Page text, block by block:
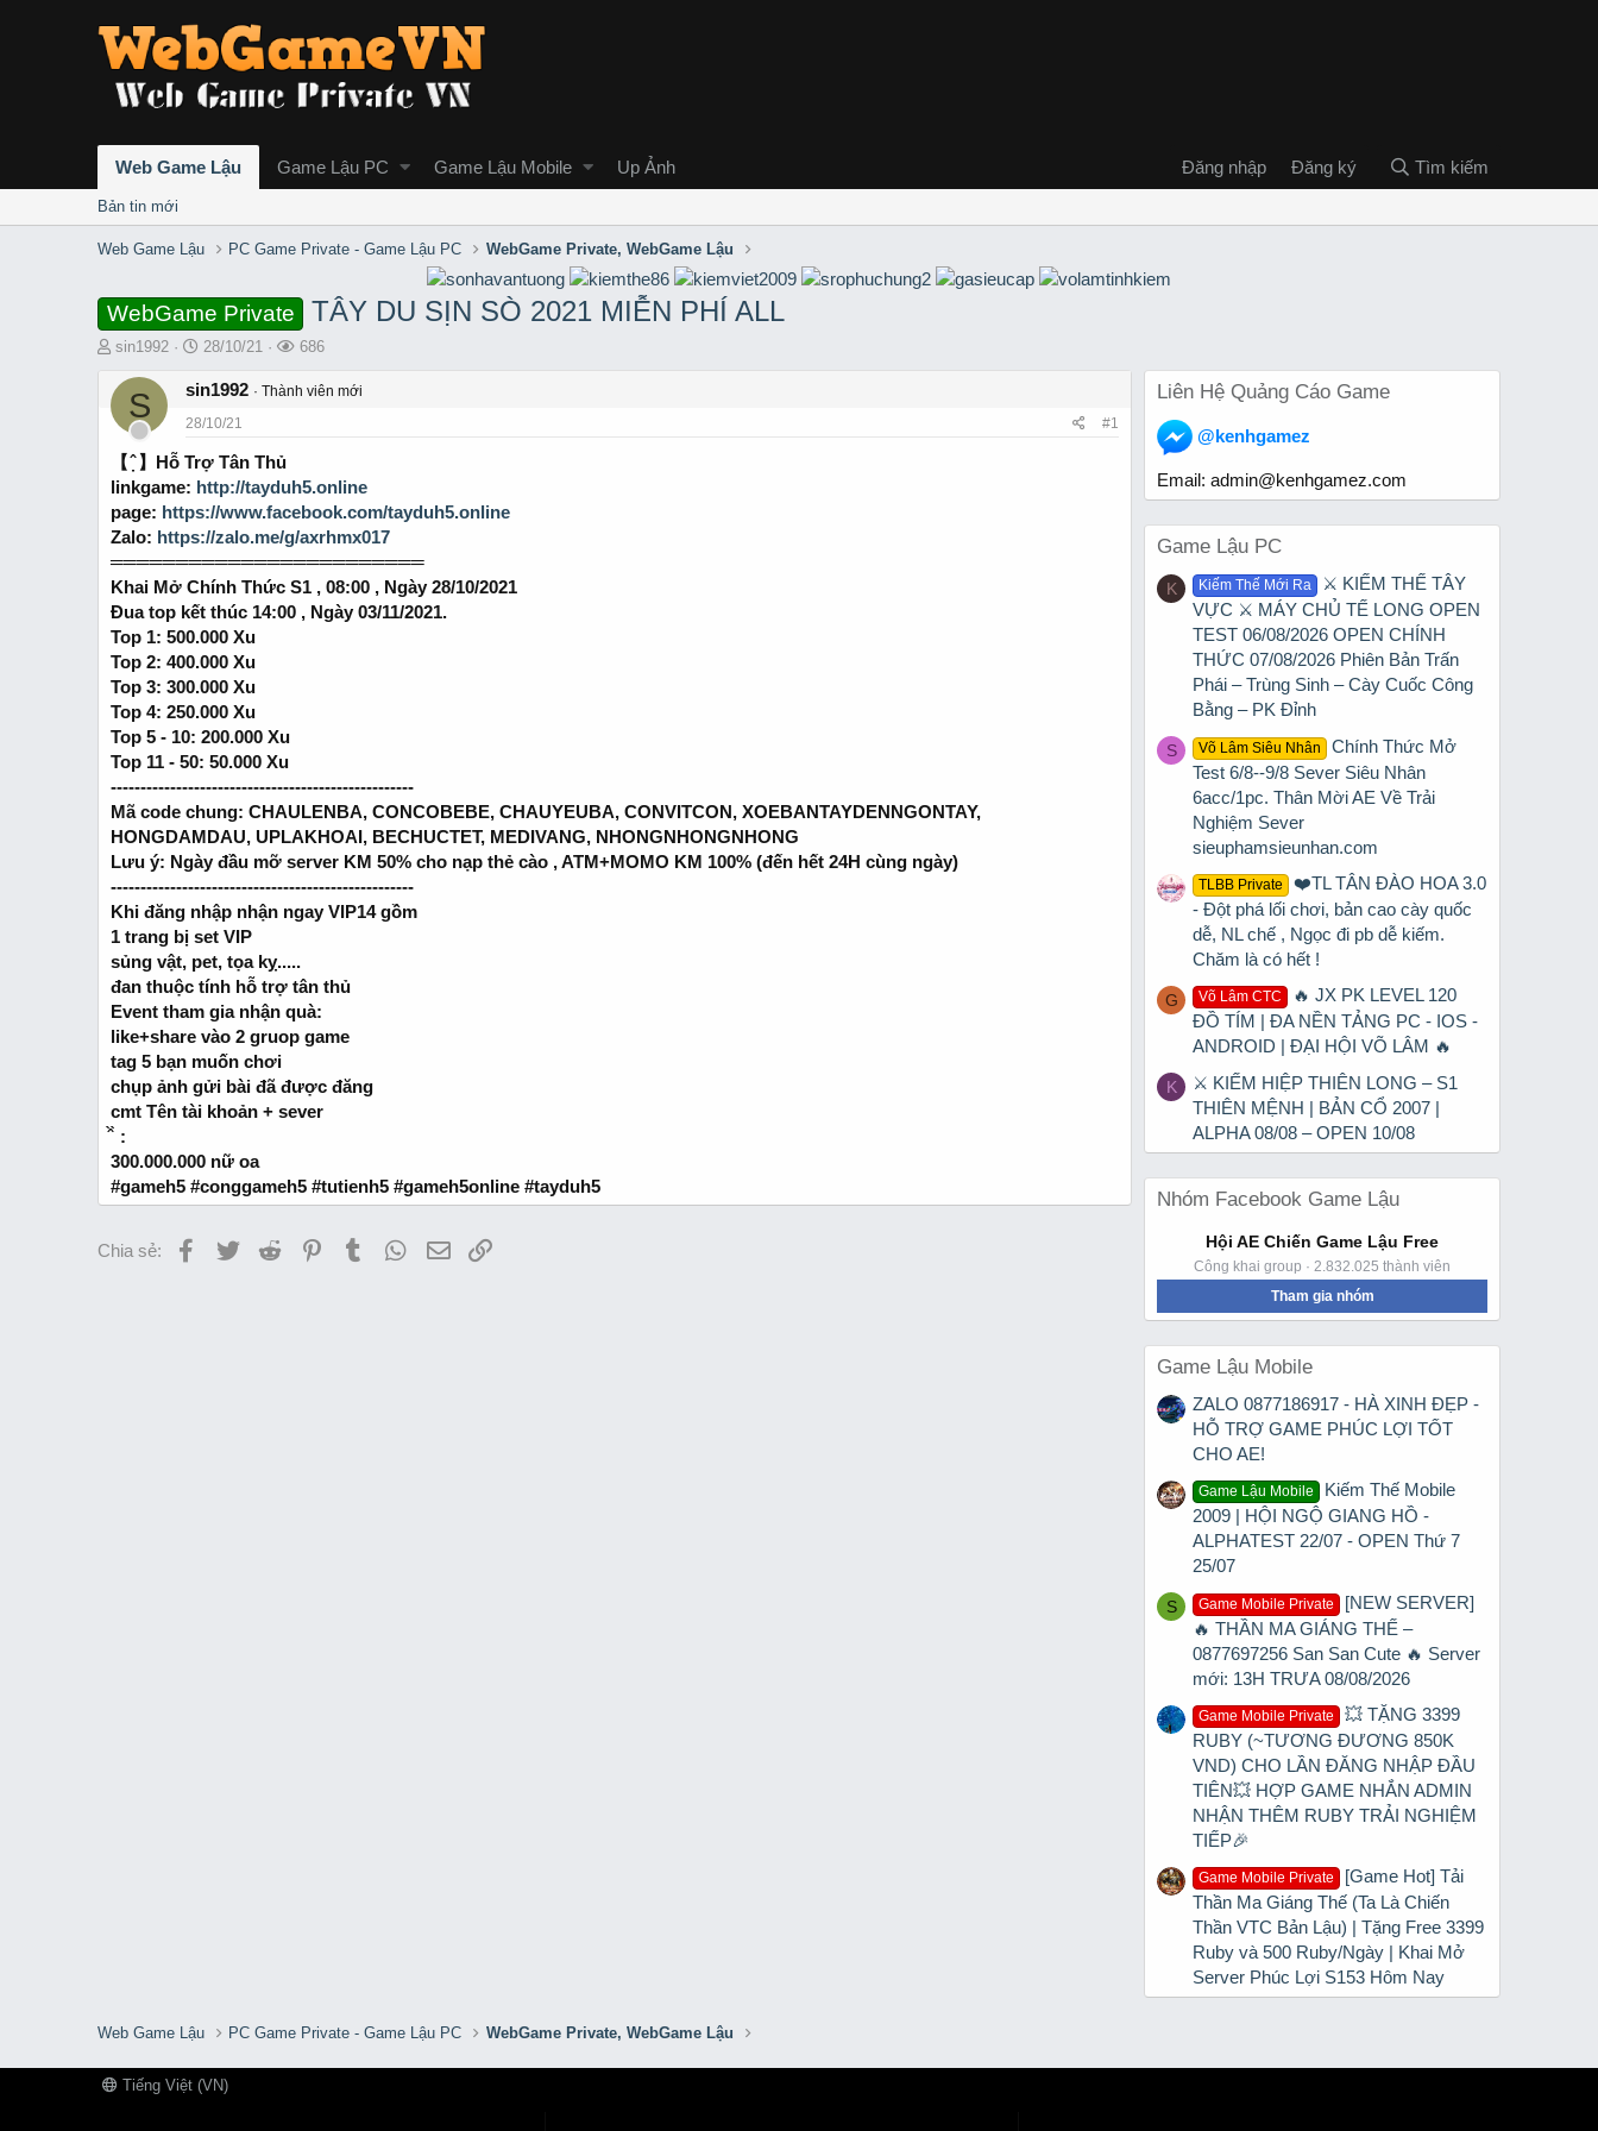
Web Game Lậu Game Lậu PC Game Lậu Mobile Up Ảnh Đăng nhập Đăng ký Tìm kiếm
Bản tin mới
Web Game Lậu PC Game Private - Game Lậu PC WebGame Private, WebGame Lậu
WebGame Private TÂY DU SỊN SÒ 2021 MIỄN PHÍ ALL
T
r
a
d
s
t
a
r
t
e
r
sin1992
S
a
t
a
t
e
28/10/21
L
ợ
686
S sin1992
Thành viên mới
28/10/21
#1
【 ̣̂ 】Hỗ Trợ Tân Thủ
linkgame: http://tayduh5.online
page: https://www.facebook.com/tayduh5.online
Zalo: https://zalo.me/g/axrhmx017
════════════════════════
Khai Mở Chính Thức S1 , 08:00 , Ngày 28/10/2021
Đua top kết thúc 14:00 , Ngày 03/11/2021.
Top 1: 500.000 Xu
Top 2: 400.000 Xu
Top 3: 300.000 Xu
Top 4: 250.000 Xu
Top 5 - 10: 200.000 Xu
Top 11 - 50: 50.000 Xu
---------------------------------------------------
Mã code chung: CHAULENBA, CONCOBEBE, CHAUYEUBA, CONVITCON, XOEBANTAYDENNGONTAY,
HONGDAMDAU, UPLAKHOAI, BECHUCTET, MEDIVANG, NHONGNHONGNHONG
Lưu ý: Ngày đầu mỡ server KM 50% cho nạp thẻ cào , ATM+MOMO KM 100% (đến hết 24H cùng ngày)
---------------------------------------------------
Khi đăng nhập nhận ngay VIP14 gồm
1 trang bị set VIP
sủng vật, pet, tọa kỵ.....
đan thuộc tính hỗ trợ tân thủ
Event tham gia nhận quà:
like+share vào 2 gruop game
tag 5 bạn muốn chơi
chụp ảnh gửi bài đã được đăng
cmt Tên tài khoản + sever
̂̀ ̀ :
300.000.000 nữ oa
#gameh5 #conggameh5 #tutienh5 #gameh5online #tayduh5
Chia sẻ: Facebook
TwitterReddit PinterestTumblr WhatsApp
EmailLink
Liên Hệ Quảng Cáo Game
@kenhgamez
Email: admin@kenhgamez.com
Game Lậu PC
K Kiếm Thế Mới Ra
⚔️ KIẾM THẾ TÂY
VỰC ⚔️ MÁY CHỦ TẾ LONG OPEN
TEST 06/08/2026 OPEN CHÍNH
THỨC 07/08/2026 Phiên Bản Trấn
Phái – Trùng Sinh – Cày Cuốc Công
Bằng – PK Đỉnh
S Võ Lâm Siêu Nhân
Chính Thức Mở
Test 6/8--9/8 Sever Siêu Nhân
6acc/1pc. Thân Mời AE Về Trải
Nghiệm Sever
sieuphamsieunhan.com
TLBB Private
❤️TL TÂN ĐÀO HOA 3.0
- Đột phá lối chơi, bản cao cày quốc
dễ, NL chế , Ngọc đi pb dễ kiếm.
Chăm là có hết !
G Võ Lâm CTC
🔥 JX PK LEVEL 120
ĐỒ TÍM | ĐA NỀN TẢNG PC - IOS -
ANDROID | ĐẠI HỘI VÕ LÂM 🔥
K
⚔ KIẾM HIỆP THIÊN LONG – S1
THIÊN MỆNH | BẢN CỔ 2007 |
ALPHA 08/08 – OPEN 10/08
Nhóm Facebook Game Lậu
Hội AE Chiến Game Lậu Free
Công khai group · 2.832.025 thành viên
Tham gia nhóm
Game Lậu Mobile
ZALO 0877186917 - HÀ XINH ĐẸP -
HỖ TRỢ GAME PHÚC LỢI TỐT
CHO AE!
Game Lậu Mobile
Kiếm Thế Mobile
2009 | HỘI NGỘ GIANG HỒ -
ALPHATEST 22/07 - OPEN Thứ 7
25/07
S Game Mobile Private
[NEW SERVER]
🔥 THẦN MA GIÁNG THẾ –
0877697256 San San Cute 🔥 Server
mới: 13H TRƯA 08/08/2026
Game Mobile Private
💥 TẶNG 3399
RUBY (~TƯƠNG ĐƯƠNG 850K
VND) CHO LẦN ĐĂNG NHẬP ĐẦU
TIÊN💥 HỢP GAME NHẮN ADMIN
NHẬN THÊM RUBY TRẢI NGHIỆM
TIẾP🎉
Game Mobile Private
[Game Hot] Tải
Thần Ma Giáng Thế (Ta Là Chiến
Thần VTC Bản Lậu) | Tặng Free 3399
Ruby và 500 Ruby/Ngày | Khai Mở
Server Phúc Lợi S153 Hôm Nay
Web Game Lậu PC Game Private - Game Lậu PC WebGame Private, WebGame Lậu
Tiếng Việt (VN)